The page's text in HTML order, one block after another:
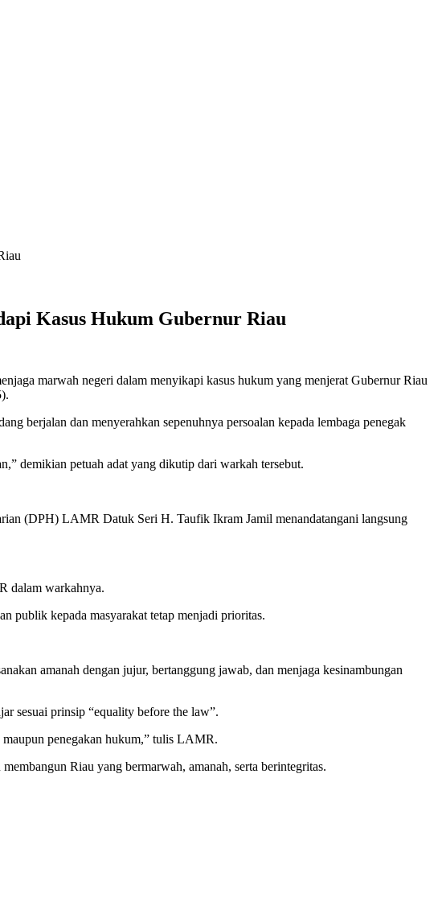
Kasus Hukum Gubernur Riau
marwah negeri dalam menyikapi kasus hukum yang menjerat Gubernur Riau
berjalan dan menyerahkan sepenuhnya persoalan kepada lembaga penegak
demikian petuah adat yang dikutip dari warkah tersebut.
(DPH) LAMR Datuk Seri H. Taufik Ikram Jamil menandatangani langsung
dalam warkahnya.
publik kepada masyarakat tetap menjadi prioritas.
amanah dengan jujur, bertanggung jawab, dan menjaga kesinambungan
sesuai prinsip “equality before the law”.
maupun penegakan hukum,” tulis LAMR.
Riau yang bermarwah, amanah, serta berintegritas.